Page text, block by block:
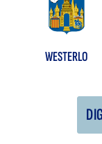
WESTERLO